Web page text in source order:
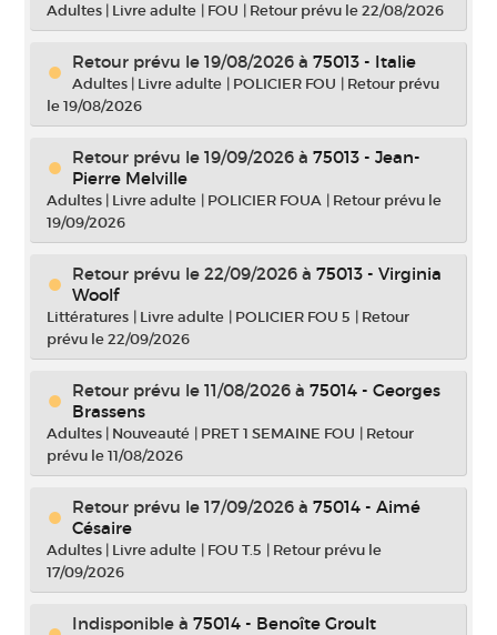
Adultes | Livre adulte | FOU | Retour prévu le 22/08/2026
Retour prévu le 19/08/2026 à 75013 - Italie
Adultes | Livre adulte | POLICIER FOU | Retour prévu
le 19/08/2026
Retour prévu le 19/09/2026 à 75013 - Jean-
Pierre Melville
Adultes | Livre adulte | POLICIER FOUA | Retour prévu le
19/09/2026
Retour prévu le 22/09/2026 à 75013 - Virginia
Woolf
Littératures | Livre adulte | POLICIER FOU 5 | Retour
prévu le 22/09/2026
Retour prévu le 11/08/2026 à 75014 - Georges
Brassens
Adultes | Nouveauté | PRET 1 SEMAINE FOU | Retour
prévu le 11/08/2026
Retour prévu le 17/09/2026 à 75014 - Aimé
Césaire
Adultes | Livre adulte | FOU T.5 | Retour prévu le
17/09/2026
Indisponible à 75014 - Benoîte Groult